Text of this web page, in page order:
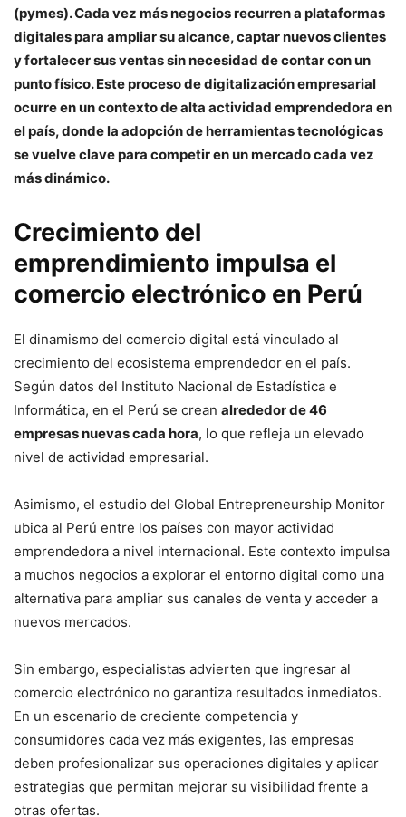
(pymes). Cada vez más negocios recurren a plataformas
digitales para ampliar su alcance, captar nuevos clientes
y fortalecer sus ventas sin necesidad de contar con un
punto físico. Este proceso de digitalización empresarial
ocurre en un contexto de alta actividad emprendedora en
el país, donde la adopción de herramientas tecnológicas
se vuelve clave para competir en un mercado cada vez
más dinámico.
Crecimiento del
emprendimiento impulsa el
comercio electrónico en Perú
El dinamismo del comercio digital está vinculado al
crecimiento del ecosistema emprendedor en el país.
Según datos del Instituto Nacional de Estadística e
Informática, en el Perú se crean alrededor de 46
empresas nuevas cada hora, lo que refleja un elevado
nivel de actividad empresarial.
Asimismo, el estudio del Global Entrepreneurship Monitor
ubica al Perú entre los países con mayor actividad
emprendedora a nivel internacional. Este contexto impulsa
a muchos negocios a explorar el entorno digital como una
alternativa para ampliar sus canales de venta y acceder a
nuevos mercados.
Sin embargo, especialistas advierten que ingresar al
comercio electrónico no garantiza resultados inmediatos.
En un escenario de creciente competencia y
consumidores cada vez más exigentes, las empresas
deben profesionalizar sus operaciones digitales y aplicar
estrategias que permitan mejorar su visibilidad frente a
otras ofertas.